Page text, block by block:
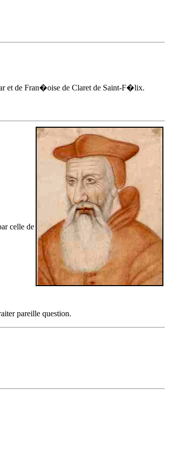
et de Fran�oise de Claret de Saint-F�lix.
celle de
pareille question.